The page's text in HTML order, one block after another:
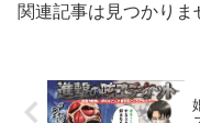
関連記事は見つかりま